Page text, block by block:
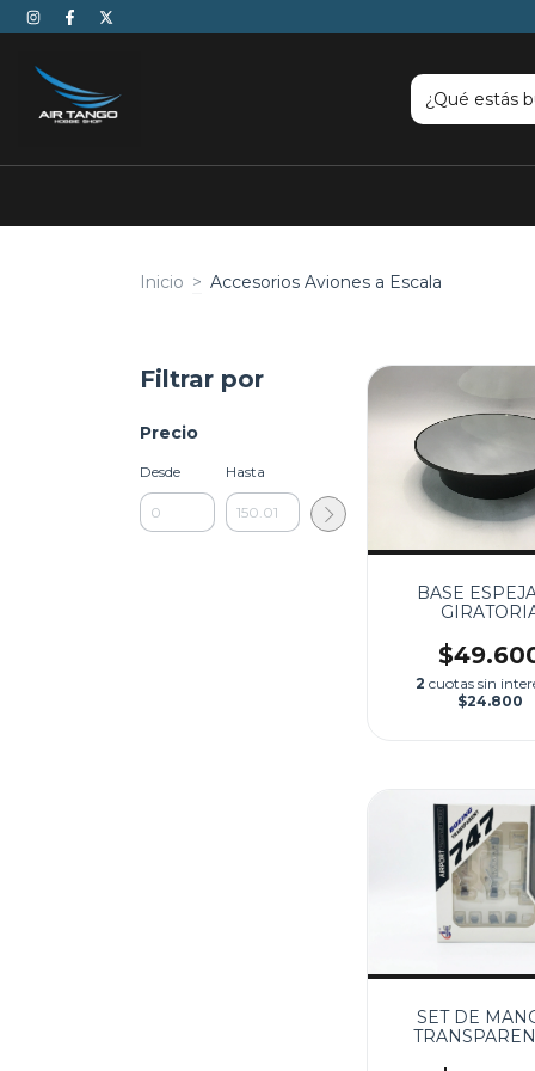
Inicio > Accesorios Aviones a Escala
Filtrar por
Precio
Desde Hasta
BASE
2 cuotas sin
$24.800
SET DE